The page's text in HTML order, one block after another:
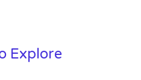
Explore